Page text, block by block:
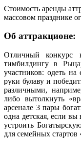
Стоимость аренды
массовом празднике
Об аттракционе:
Отличный конкурс
тимбилдингу в
участников: одеть
руки булаву и
различными,
либо вытолкнуть
арсенале 3 пары
одна детская, если
устроить
для семейных